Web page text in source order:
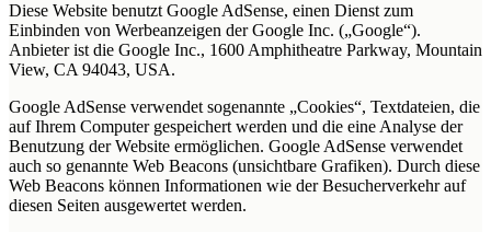
Diese Website benutzt Google AdSense, einen Dienst zum
Einbinden von Werbeanzeigen der Google Inc. („Google“).
Anbieter ist die Google Inc., 1600 Amphitheatre Parkway, Mountain
View, CA 94043, USA.
Google AdSense verwendet sogenannte „Cookies“, Textdateien, die
auf Ihrem Computer gespeichert werden und die eine Analyse der
Benutzung der Website ermöglichen. Google AdSense verwendet
auch so genannte Web Beacons (unsichtbare Grafiken). Durch diese
Web Beacons können Informationen wie der Besucherverkehr auf
diesen Seiten ausgewertet werden.